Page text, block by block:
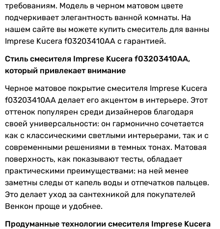
Материал латунь
Производство Чешская Республика
Диаметр
подключения
1/2 ″
Коллекции Kucera
Комплектация
изделия
гарантийный талон, смеситель
Физические характеристики
Цвет черный
Длина излива 169 мм
Ширина
требованиям. Модель в черном матовом цвете
подчеркивает элегантность ванной комнаты. На
нашем сайте вы можете купить смеситель для ванны
Imprese Kucera f03203410AA с гарантией.
Стиль смесителя Imprese Kucera f03203410AA,
который привлекает внимание
Черное матовое покрытие смесителя Imprese Kucera
f03203410AA делает его акцентом в интерьере. Этот
оттенок популярен среди дизайнеров благодаря
своей универсальности: он гармонично сочетается
как с классическими светлыми интерьерами, так и с
современными решениями в темных тонах. Матовая
поверхность, как показывают тесты, обладает
практическими преимуществами: на ней менее
заметны следы от капель воды и отпечатков пальцев.
Это делает уход за сантехникой для покупателей
Венкон проще и удобнее.
Продуманные технологии смесителя Imprese Kucera